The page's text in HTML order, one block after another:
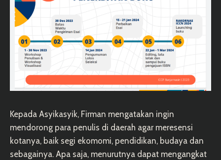
Kepada Asyikasyik, Firman mengatakan ingin
mendorong para penulis di daerah agar meresensi
kotanya, baik segi ekomomi, pendidikan, budaya dan
sebagainya. Apa saja, menurutnya dapat mengangkat